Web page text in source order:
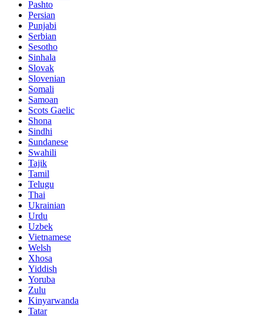
Pashto
Persian
Punjabi
Serbian
Sesotho
Sinhala
Slovak
Slovenian
Somali
Samoan
Scots Gaelic
Shona
Sindhi
Sundanese
Swahili
Tajik
Tamil
Telugu
Thai
Ukrainian
Urdu
Uzbek
Vietnamese
Welsh
Xhosa
Yiddish
Yoruba
Zulu
Kinyarwanda
Tatar